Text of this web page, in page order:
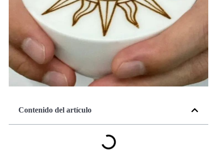
Contenido del artículo